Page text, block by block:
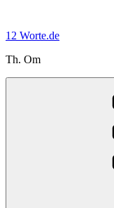
springen
12 Worte.de
Th. Om